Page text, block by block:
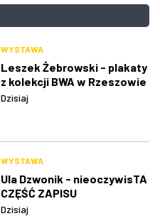
WYSTAWA
Leszek Żebrowski - plakaty
z kolekcji BWA w Rzeszowie
Dzisiaj
WYSTAWA
Ula Dzwonik - nieoczywisTA
CZĘŚĆ ZAPISU
Dzisiaj